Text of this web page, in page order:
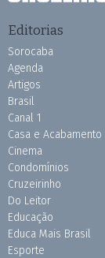
Editorias
Sorocaba
Agenda
Artigos
Brasil
Canal 1
Casa e Acabamento
Cinema
Condomínios
Cruzeirinho
Do Leitor
Educação
Educa Mais Brasil
Esporte